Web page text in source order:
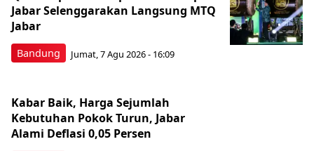
Bandung
Jabar Selenggarakan Langsung MTQ
Jabar
Jumat, 7 Agu 2026 - 16:09
Kabar Baik, Harga Sejumlah
Kebutuhan Pokok Turun, Jabar
Alami Deflasi 0,05 Persen